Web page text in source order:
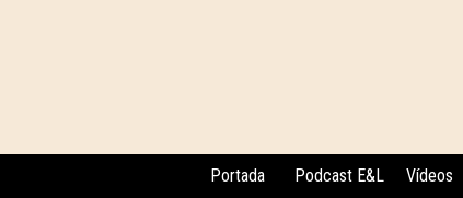
Portada Podcast E&L Vídeos